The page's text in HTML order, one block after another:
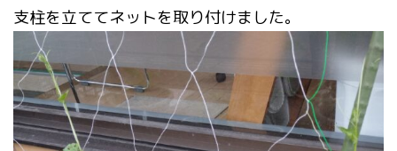
支柱を立ててネットを取り付けました。